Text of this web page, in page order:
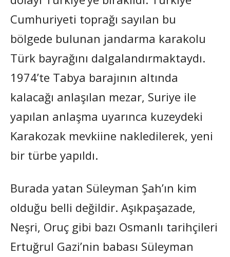
Cumhuriyeti toprağı sayılan bu
bölgede bulunan jandarma karakolu
Türk bayrağını dalgalandırmaktaydı.
1974’te Tabya barajının altında
kalacağı anlaşılan mezar, Suriye ile
yapılan anlaşma uyarınca kuzeydeki
Karakozak mevkiine nakledilerek, yeni
bir türbe yapıldı.
Burada yatan Süleyman Şah’ın kim
olduğu belli değildir. Aşıkpaşazade,
Neşri, Oruç gibi bazı Osmanlı tarihçileri
Ertuğrul Gazi’nin babası Süleyman